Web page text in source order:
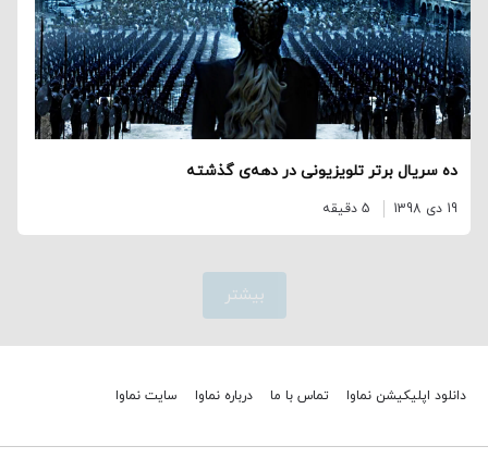
ده سریال برتر تلویزیونی در دهه‌ی گذشته
19 دی 1398 5 دقیقه
بیشتر
دانلود اپلیکیشن نماوا تماس با ما درباره نماوا سایت نماوا